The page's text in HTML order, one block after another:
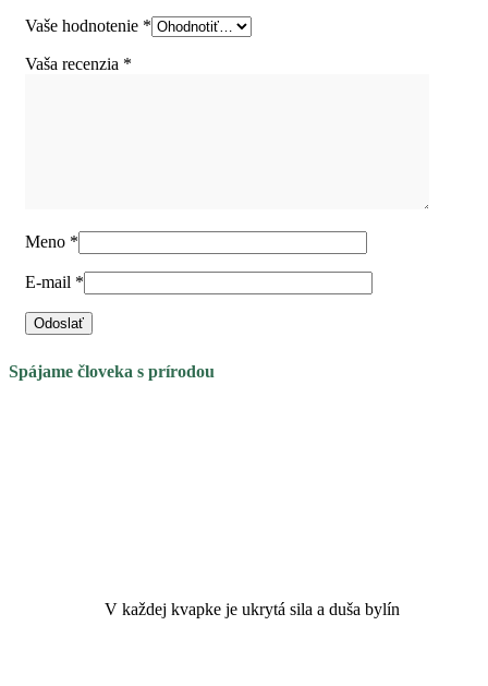
Vaše hodnotenie *
Vaša recenzia *
Meno *
E-mail *
Spájame človeka s prírodou
V každej kvapke je ukrytá sila a duša bylín